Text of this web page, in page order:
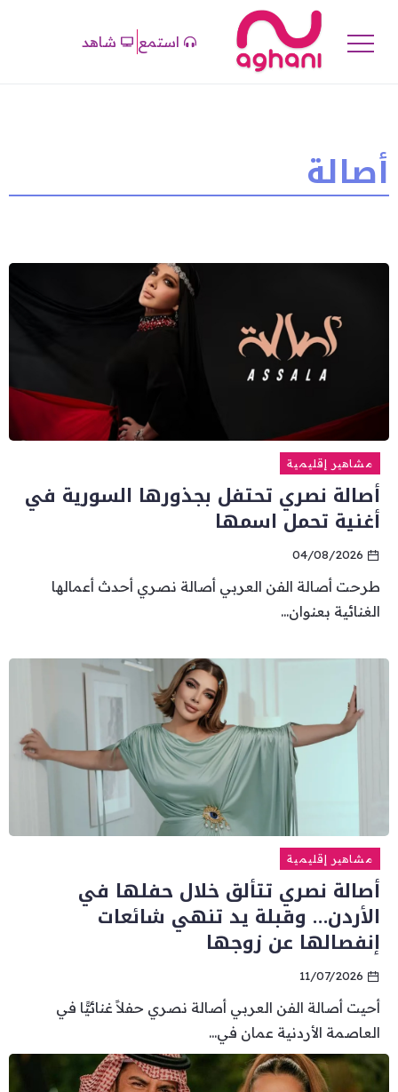
استمع شاهد
أصالة
مشاهير إقليمية
أصالة نصري تحتفل بجذورها السورية في
أغنية تحمل اسمها
04/08/2026
طرحت أصالة الفن العربي أصالة نصري أحدث أعمالها
الغنائية بعنوان...
مشاهير إقليمية
أصالة نصري تتألق خلال حفلها في
الأردن… وقبلة يد تنهي شائعات
إنفصالها عن زوجها
11/07/2026
أحيت أصالة الفن العربي أصالة نصري حفلاً غنائيًّا في
العاصمة الأردنية عمان في...